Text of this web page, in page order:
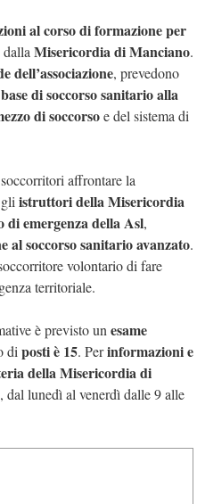
al corso di formazione per
Misericordia di Manciano.
dell’associazione, prevedono
di soccorso sanitario alla
di soccorsoe del sistema di
affrontare la
istruttori della Misericordia
emergenza della Asl,
al soccorso sanitario avanzato.
volontario di fare
territoriale.
è previsto un esame
di posti è 15. Perinformazioni e
della Misericordia di
, dal lunedì al venerdì dalle 9 alle